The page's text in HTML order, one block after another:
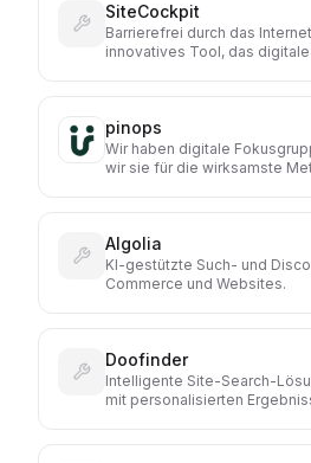
SiteCockpit
Barrierefrei durch das
innovatives Tool, das
pinops
Wir haben digitale
wir sie für die wirksamste
dieser Basis bessere Shops,
Werbekonzepte zu
Algolia
KI-gestützte Such- und
Commerce und Websites.
Doofinder
Intelligente Site-Search-
mit personalisierten